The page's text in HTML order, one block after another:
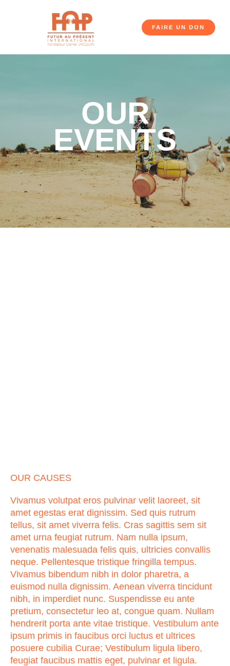
FAIRE UN DON
OUR
EVENTS
OUR CAUSES
Vivamus volutpat eros pulvinar velit laoreet, sit
amet egestas erat dignissim. Sed quis rutrum
tellus, sit amet viverra felis. Cras sagittis sem sit
amet urna feugiat rutrum. Nam nulla ipsum,
venenatis malesuada felis quis, ultricies convallis
neque. Pellentesque tristique fringilla tempus.
Vivamus bibendum nibh in dolor pharetra, a
euismod nulla dignissim. Aenean viverra tincidunt
nibh, in imperdiet nunc. Suspendisse eu ante
pretium, consectetur leo at, congue quam. Nullam
hendrerit porta ante vitae tristique. Vestibulum ante
ipsum primis in faucibus orci luctus et ultrices
posuere cubilia Curae; Vestibulum ligula libero,
feugiat faucibus mattis eget, pulvinar et ligula.